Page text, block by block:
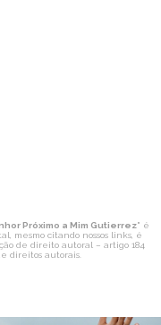
Próximo a Mim Gutierrez" é
mesmo citando nossos links, é
de direito autoral – artigo 184
direitos autorais.